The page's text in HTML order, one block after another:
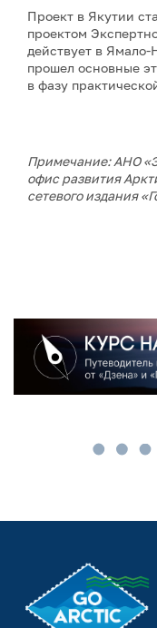
Проект в Якутии
проектом
действует в
прошел основные
в фазу
Примечание: АНО
офис развития
сетевого издания